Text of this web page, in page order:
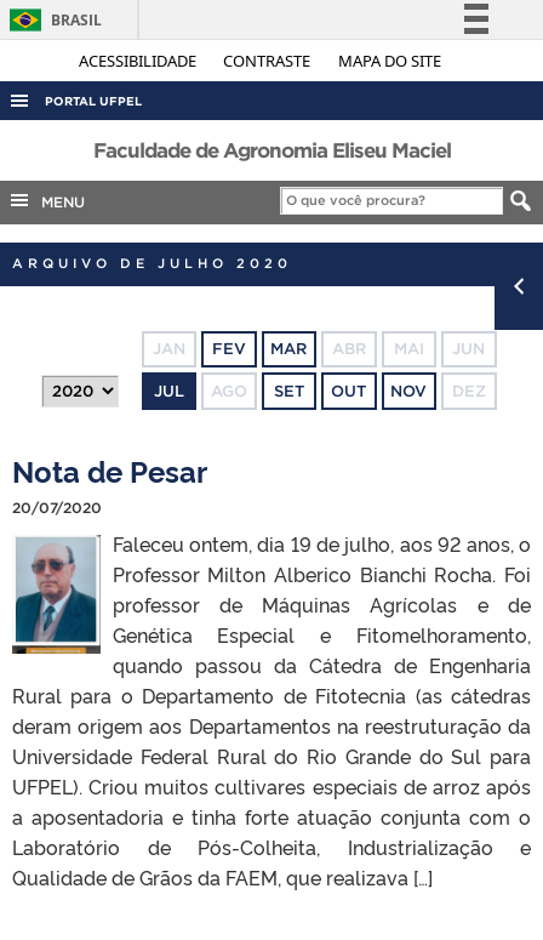
ACESSIBILIDADE CONTRASTE MAPA DO SITE
BRASIL
Simplifique!
Legislação
Canais
PORTAL UFPEL
ACESSO À INFORMAÇÃO
AUDITORIA
COBALTO
CONCURSOS
OUVIDORIA
TELEFONES
Faculdade de Agronomia Eliseu Maciel
MENU
ARQUIVO DE JULHO 2020
JAN FEV MAR ABR MAI JUN
JUL AGO SET OUT NOV DEZ
Nota de Pesar
20/07/2020
Faleceu ontem, dia 19 de julho, aos 92 anos, o
Professor Milton Alberico Bianchi Rocha. Foi
professor de Máquinas Agrícolas e de
Genética Especial e Fitomelhoramento,
quando passou da Cátedra de Engenharia
Rural para o Departamento de Fitotecnia (as cátedras
deram origem aos Departamentos na reestruturação da
Universidade Federal Rural do Rio Grande do Sul para
UFPEL). Criou muitos cultivares especiais de arroz após
a aposentadoria e tinha forte atuação conjunta com o
Laboratório de Pós-Colheita, Industrialização e
Qualidade de Grãos da FAEM, que realizava […]